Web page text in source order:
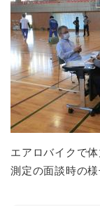
エアロ
測定の面談時の